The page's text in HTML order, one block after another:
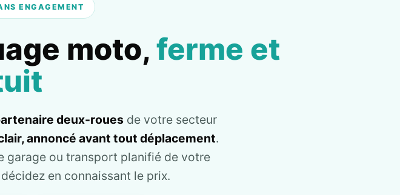
ENGAGEMENT
moto, ferme et
deux-rouesde votre secteur
annoncé avant tout déplacement.
garage ou transport planifié de votre
en connaissant le prix.